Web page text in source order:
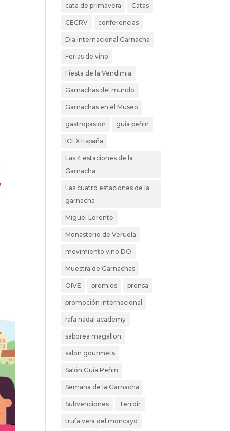
cata de primavera Catas
CECRV conferencias
Dia internacional Garnacha
Ferias de vino
Fiesta de la Vendimia
Garnachas del mundo
Garnachas en el Museo
gastropasion guia peñin
ICEX España
Las 4 estaciones de la
Garnacha
Las cuatro estaciones de la
garnacha
Miguel Lorente
Monasterio de Veruela
movimiento vino DO
Muestra de Garnachas
OIVE premios prensa
promoción internacional
rafa nadal academy
saborea magallon
salon gourmets
Salón Guía Peñin
Semana de la Garnacha
Subvenciones Terroir
trufa vera del moncayo